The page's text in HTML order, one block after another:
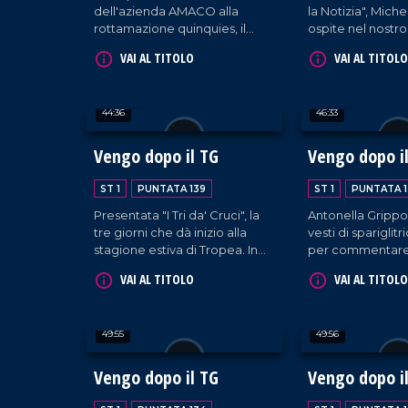
biologa nutrizionista Maura
Sicari. Conduzione a cura di
Rossella Galati e Francesco
Occhiuzzi.
dell'azienda AMACO alla
rottamazione quinquies, il
Fernando Caldiero è
VAI AL TITOLO
la Notizia",
ospite nel
primi passi mossi
VAI AL TITOLO
44:36
Vengo dopo il TG
ST 1 PUNTATA 139
Presentata "I Tri da' Cruci", la
tre giorni che dà inizio alla
stagione estiva di Tropea. In
tradizionale festa Angelo
membri dell'omonima
associazione storico-culturale.
VAI AL TITOLO
46:33
Vengo dopo
ST 1 PUNTATA
Antonella
vesti di
per
ArmandoVAI AL TITOLO
49:55
Vengo dopo il TG
49:56
Vengo dopo